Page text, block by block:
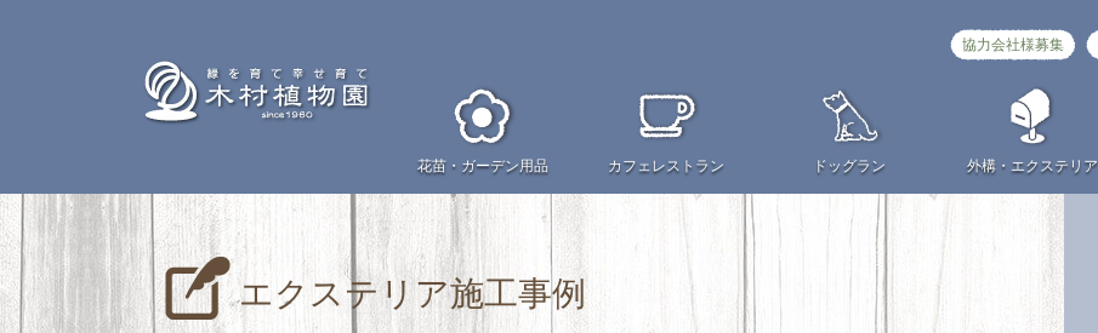
花苗・ ガーデン用品 カフェ レストラン ドッグラン 外構・ エクステリア
協力会社様募集
エクステリア施工事例